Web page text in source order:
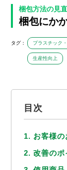
梱包方法の見
梱包にか
タグ： プラスチック
生産性向上
目次
1. お客様の
2. 改善のポ